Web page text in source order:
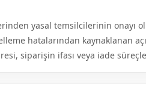
yasal temsilcilerinin onayı
hatalarından kaynaklanan
siparişin ifası veya iade